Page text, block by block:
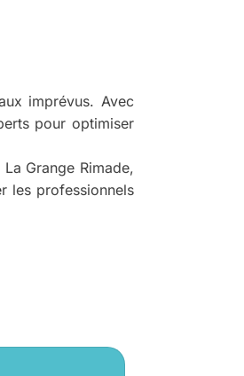
imprévus. Avec
pour optimiser
Grange Rimade,
les professionnels